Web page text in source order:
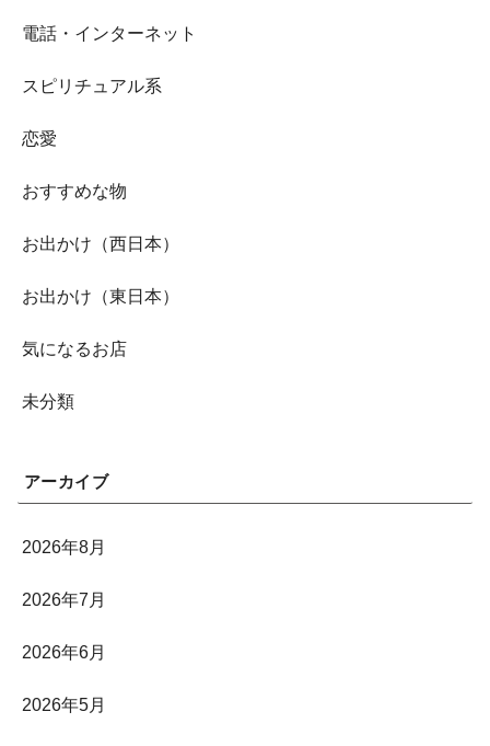
電話・インターネット
スピリチュアル系
恋愛
おすすめな物
お出かけ（西日本）
お出かけ（東日本）
気になるお店
未分類
アーカイブ
2026年8月
2026年7月
2026年6月
2026年5月